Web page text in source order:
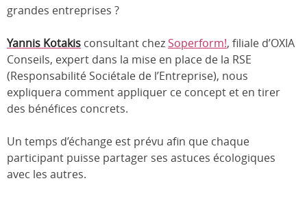
grandes entreprises ?
Yannis Kotakis consultant chez Soperform!, filiale d’OXIA
Conseils, expert dans la mise en place de la RSE
(Responsabilité Sociétale de l’Entreprise), nous
expliquera comment appliquer ce concept et en tirer
des bénéfices concrets.
Un temps d’échange est prévu afin que chaque
participant puisse partager ses astuces écologiques
avec les autres.